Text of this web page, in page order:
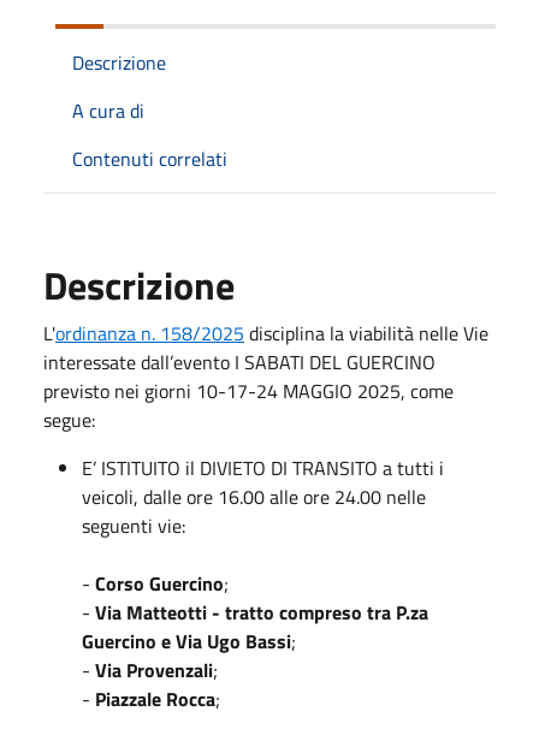
Descrizione
A cura di
Contenuti correlati
Descrizione
L'ordinanza n. 158/2025 disciplina la viabilità nelle Vie
interessate dall’evento I SABATI DEL GUERCINO
previsto nei giorni 10-17-24 MAGGIO 2025, come
segue:
E’ ISTITUITO il DIVIETO DI TRANSITO a tutti i
veicoli, dalle ore 16.00 alle ore 24.00 nelle
seguenti vie:
- Corso Guercino;
- Via Matteotti - tratto compreso tra P.za
Guercino e Via Ugo Bassi;
- Via Provenzali;
- Piazzale Rocca;